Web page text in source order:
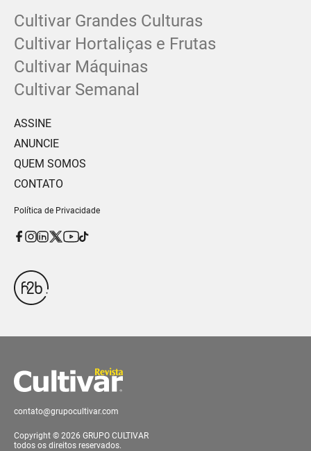
Cultivar Grandes Culturas
Cultivar Hortaliças e Frutas
Cultivar Máquinas
Cultivar Semanal
ASSINE
ANUNCIE
QUEM SOMOS
CONTATO
Política de Privacidade
contato@grupocultivar.com
Copyright © 2026 GRUPO CULTIVAR
todos os direitos reservados.